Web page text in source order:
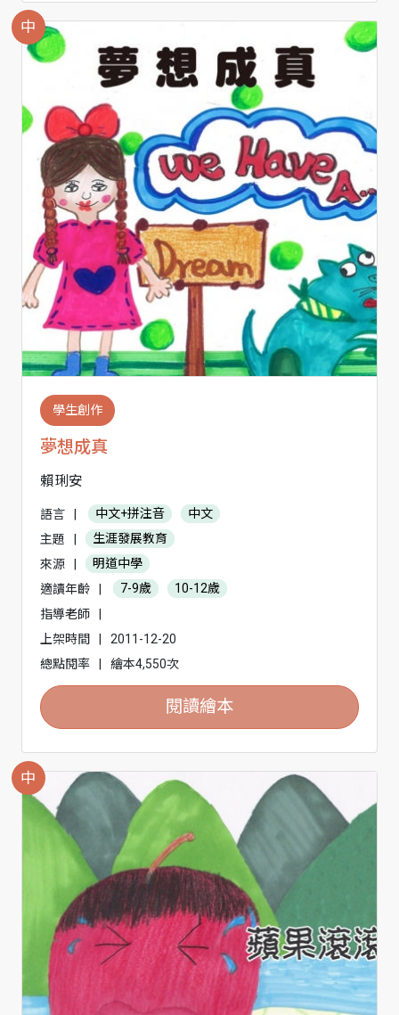
中
學生創作
夢想成真
賴琍安
語言 | 中文+拼注音
中文
主題
|
生涯發展教育
來源
|
明道中學
適讀年齡
| 7-9歲
10-12歲
指導老師
|
上架時間
|
2011-12-20
總點閱率
| 繪本4,550次
閱讀繪本
中